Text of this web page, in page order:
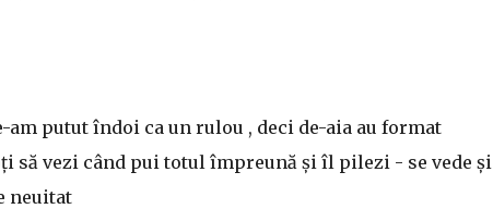
putut îndoi ca un rulou , deci de-aia au format
să vezi când pui totul împreună și îl pilezi - se vede și
neuitat